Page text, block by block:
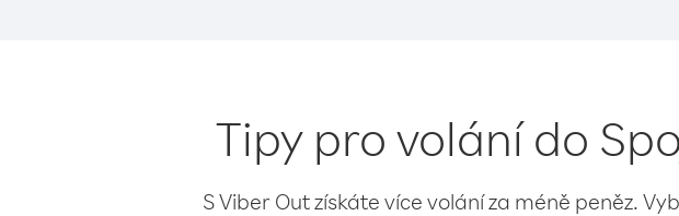
Tipy pro volání do
S Viber Out získáte více volání za méně peněz.